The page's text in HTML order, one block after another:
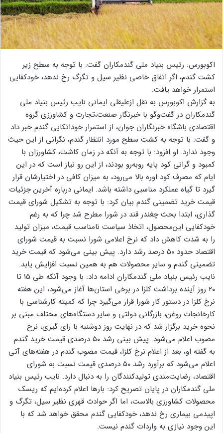
اکوبورس: رئیس بنیاد ملی گندمکاران گفت: با توجه به سطح زیر
کشت گندم، اگر اتفاق خاصی نظیر سیل و تگرگ رخ ندهد، خودکفایی
استمرار خواهد یافت.
به گزارش اکوبورس به نقل ازعلیقلی ایمانی نایب رئیس بنیاد ملی
گندمکاران در گفت‌وگو با خبرنگار صنعت،تجارت و کشاورزی گروه
اقتصادی باشگاه خبرنگاران جوان، از استمرار خوداتکایی گندم خبر داد
و گفت: با توجه به کشت سطح مورد انتظار گندم، نگرانی از این حیث
وجود ندارد. او افزود: با توجه به آنکه در زمان کاشت، کشاورزان با
کمبود و گرانی کود پایه روبه‌رو بودند، از این رو نیاز است که در این
ایام که مصرف کود اوره بالا می‌رود، به میزان کافی در اختیارشان قرار
گیرد تا گیاه عملکرد مناسبی داشته باشد. ایمانی درباره آخرین جزئیات
قیمت خرید تضمینی گندم بیان کرد: با توجه به تشکیل شورای قیمت
گذاری، ابتدا بحث چغندر قند در شورا مطرح شد چرا که به رغم
خودکفایی این‌محصول، اتخاذ سیاست نامناسب قیمت، میزان تولید
را به شدت کاهش داد که نرخ اعلامی شورا نسبت به قیمت شورای
اقتصاد حدود ۵۰ درصد رشد دارد. پیش بینی می‌شود که قیمت خرید
تضمینی گندم و سایر محصولات هم به همین‌ نسبت افزایش یابد.
نایب رئیس بنیاد ملی گندمکاران ادامه داد: با وجود آنکه طی ۱۵ تا
۲۰ روز آینده برداشت کلزا در برخی استان‌ها آغاز می‌شود، این هفته
نرخ کلزا در دستور کار شورا قرار می‌گیرد چرا که کمیته کارشناسی با
کارخانجات روغن، بازرگانی دولتی و سایر دستگاه‌های مختلف مبنی بر
نحوه خرید برگزار شد که در نهایت روز دوشنبه با رای گیری، نرخ
مصوب اعلام می‌شود. پیش بینی رشد ۵۰ درصدی قیمت خرید گندم
به گفته او، بعد از اعلام نرخ کلزا، قیمت مصوب گندم در هفته‌های آتی
اعلام می‌شود که برآورد رشد ۵۰ درصدی قیمت نسبت به شورای
اقتصاد، رضایت‌مندی تولیدکنندگان را به دنبال دارد. نایب رئیس بنیاد
ملی گندمکاران در پایان تصریح کرد: بار‌ها اعلام کرده‌ایم که ریسک
محصولات کشاورزی بالاست، اما اگر حوادث قهری نظیر سیل، تگرگ و
اپیدمی بیماری رخ ندهد، خودکفایی گندم‌ محقق خواهد شد که با
این وجود نیازی به واردات گندم نیست.